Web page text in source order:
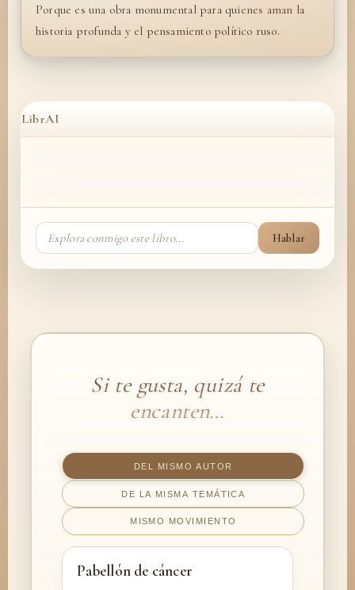
Porque es una obra monumental para quienes aman la
historia profunda y el pensamiento político ruso.
LibrAI
Hablar
Si te gusta, quizá te
encanten…
DEL MISMO AUTOR
DE LA MISMA TEMÁTICA
MISMO MOVIMIENTO
Pabellón de cáncer